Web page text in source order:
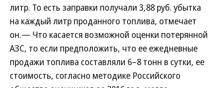
литр. То есть заправки получали 3,88 руб. убытка
на каждый литр проданного топлива, отмечает
он.— Что касается возможной оценки потерянной
АЗС, то если предположить, что ее ежедневные
продажи топлива составляли 6–8 тонн в сутки, ее
стоимость, согласно методике Российского